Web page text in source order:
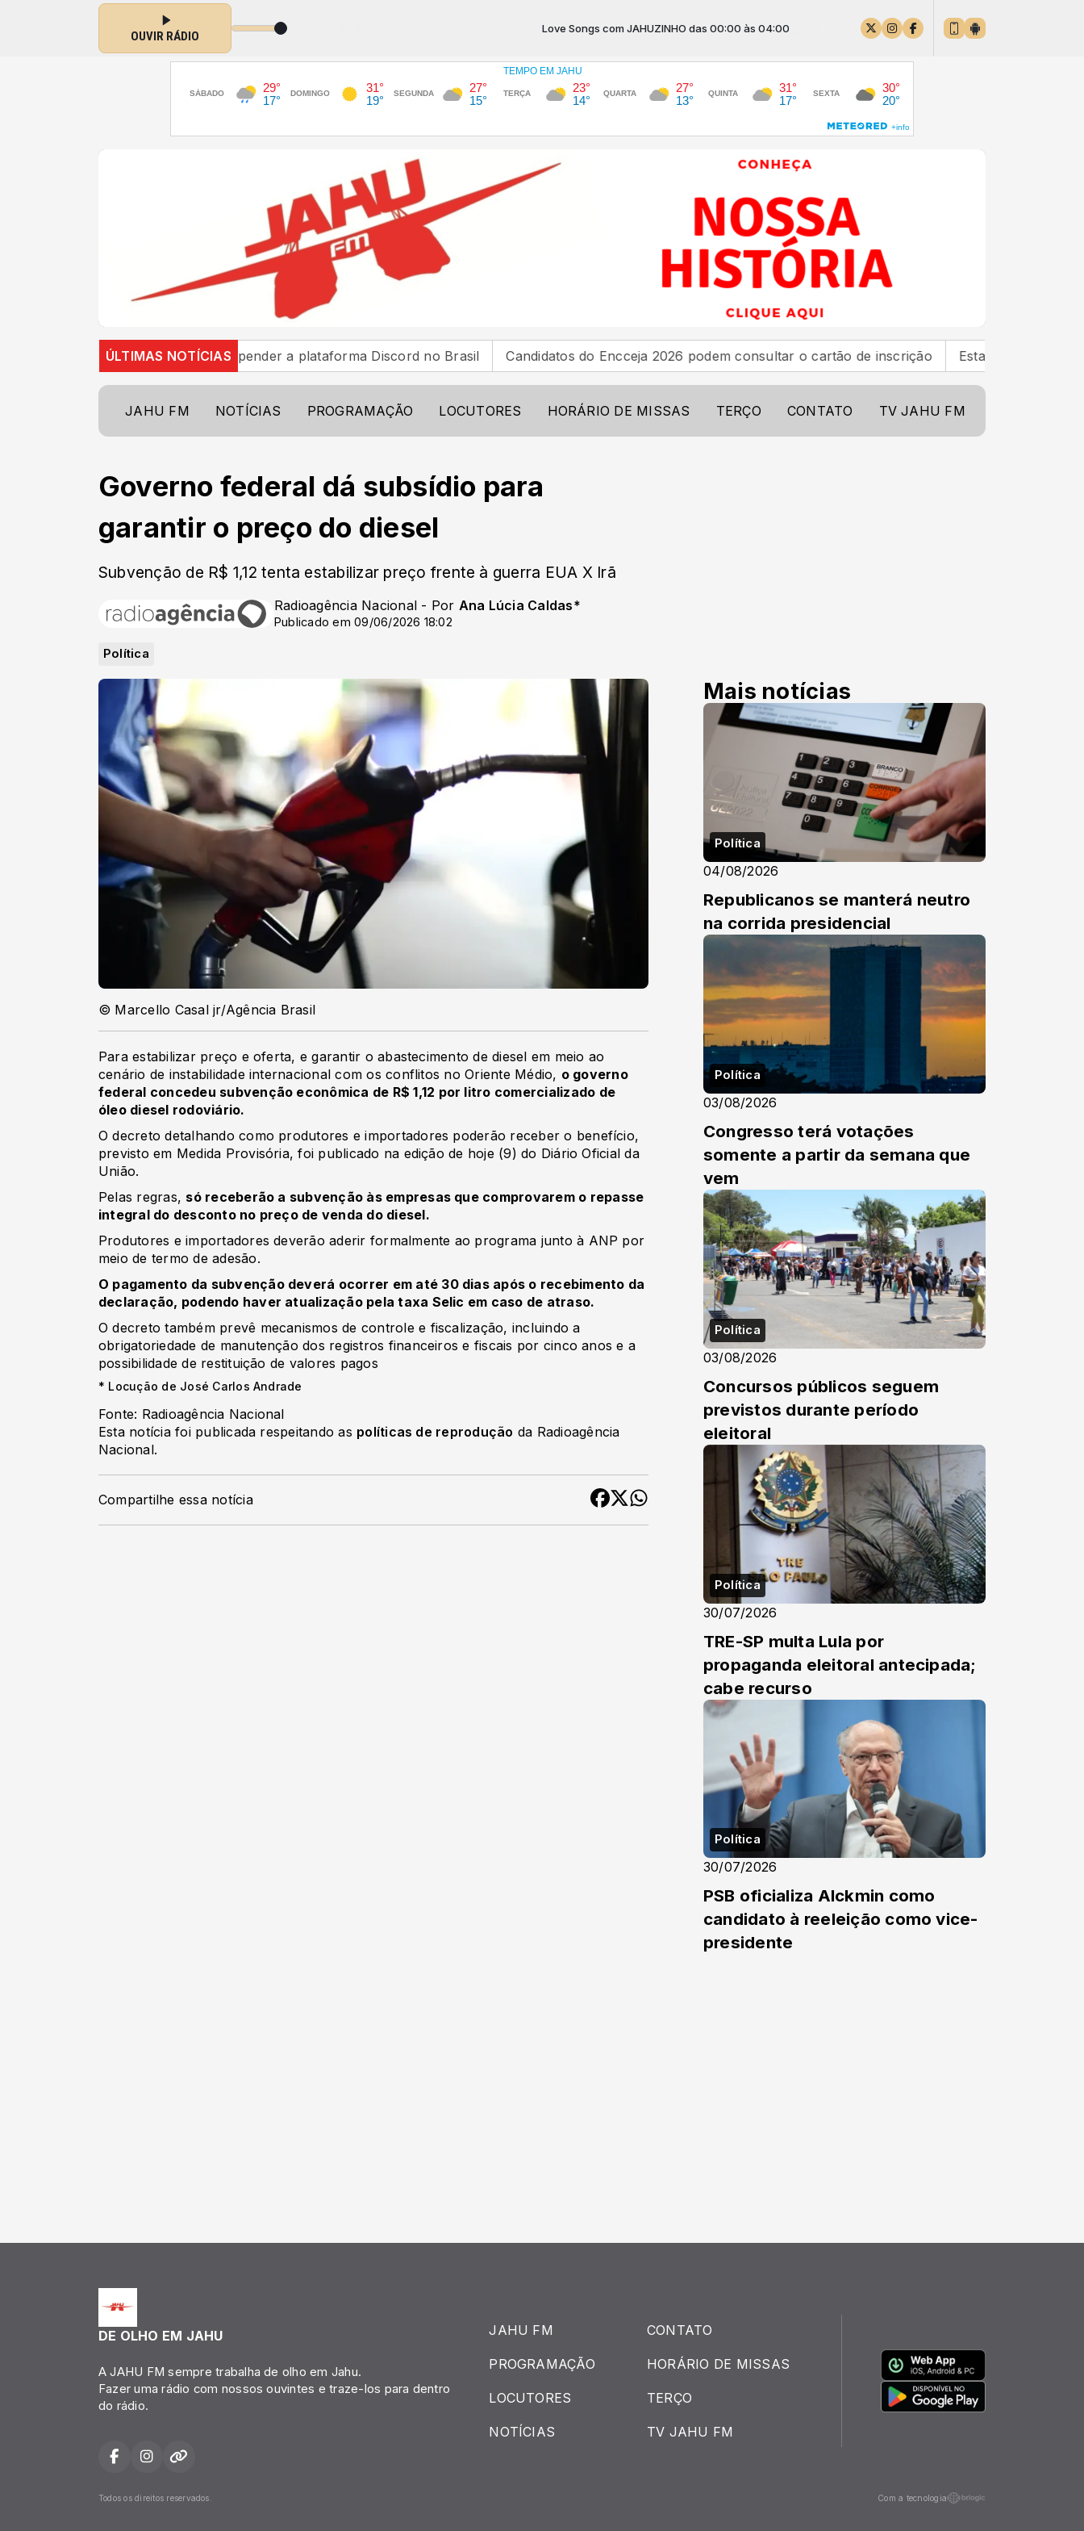
OUVIR RÁDIO
com JAHUZINHO das 00:00 às 04:00 Love Songs com JAHUZINHO das 00:00 às 04:00
ÚLTIMAS NOTÍCIAS
AGU quer suspender a plataforma Discord no Brasil Candidatos do Encceja 2026 podem consultar o cartão de inscrição Estado de São Paulo
JAHU FM NOTÍCIAS PROGRAMAÇÃO LOCUTORES HORÁRIO DE MISSAS TERÇO CONTATO TV JAHU FM
Governo federal dá subsídio para
garantir o preço do diesel
Subvenção de R$ 1,12 tenta estabilizar preço frente à guerra EUA X Irã
Radioagência Nacional - Por Ana Lúcia Caldas*
Publicado em 09/06/2026 18:02
Política
© Marcello Casal jr/Agência Brasil
Para estabilizar preço e oferta, e garantir o abastecimento de diesel em meio ao
cenário de instabilidade internacional com os conflitos no Oriente Médio, o governo
federal concedeu subvenção econômica de R$ 1,12 por litro comercializado de
óleo diesel rodoviário.
O decreto detalhando como produtores e importadores poderão receber o benefício,
previsto em Medida Provisória, foi publicado na edição de hoje (9) do Diário Oficial da
União.
Pelas regras, só receberão a subvenção às empresas que comprovarem o repasse
integral do desconto no preço de venda do diesel.
Produtores e importadores deverão aderir formalmente ao programa junto à ANP por
meio de termo de adesão.
O pagamento da subvenção deverá ocorrer em até 30 dias após o recebimento da
declaração, podendo haver atualização pela taxa Selic em caso de atraso.
O decreto também prevê mecanismos de controle e fiscalização, incluindo a
obrigatoriedade de manutenção dos registros financeiros e fiscais por cinco anos e a
possibilidade de restituição de valores pagos
* Locução de José Carlos Andrade
Fonte: Radioagência Nacional
Esta notícia foi publicada respeitando as políticas de reprodução da Radioagência
Nacional.
Compartilhe essa notícia
Mais notícias
Política
04/08/2026
Republicanos se manterá neutro
na corrida presidencial
Política
03/08/2026
Congresso terá votações
somente a partir da semana que
vem
Política
03/08/2026
Concursos públicos seguem
previstos durante período
eleitoral
Política
30/07/2026
TRE-SP multa Lula por
propaganda eleitoral antecipada;
cabe recurso
Política
30/07/2026
PSB oficializa Alckmin como
candidato à reeleição como vice-
presidente
DE OLHO EM JAHU
A JAHU FM sempre trabalha de olho em Jahu.
Fazer uma rádio com nossos ouvintes e traze-los para dentro
do rádio.
JAHU FM
PROGRAMAÇÃO
LOCUTORES
NOTÍCIAS
CONTATO
HORÁRIO DE MISSAS
TERÇO
TV JAHU FM
Todos os direitos reservados. Com a tecnologia